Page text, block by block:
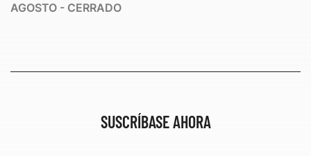
AGOSTO - CERRADO
SUSCRÍBASE AHORA